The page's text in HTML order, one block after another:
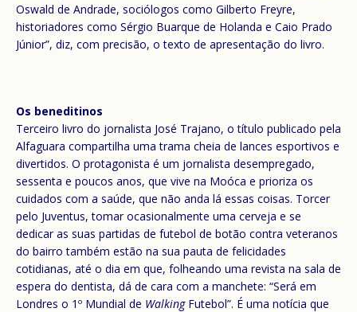
Oswald de Andrade, sociólogos como Gilberto Freyre,
historiadores como Sérgio Buarque de Holanda e Caio Prado
Júnior”, diz, com precisão, o texto de apresentação do livro.
Os beneditinos
Terceiro livro do jornalista José Trajano, o título publicado pela
Alfaguara compartilha uma trama cheia de lances esportivos e
divertidos. O protagonista é um jornalista desempregado,
sessenta e poucos anos, que vive na Moóca e prioriza os
cuidados com a saúde, que não anda lá essas coisas. Torcer
pelo Juventus, tomar ocasionalmente uma cerveja e se
dedicar as suas partidas de futebol de botão contra veteranos
do bairro também estão na sua pauta de felicidades
cotidianas, até o dia em que, folheando uma revista na sala de
espera do dentista, dá de cara com a manchete: “Será em
Londres o 1º Mundial de WalkingFutebol”. É uma notícia que